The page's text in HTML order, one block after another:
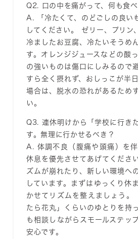
Q2. 口の中を痛がって、何も食べ
A. 「冷たくて、のどごしの良い
してください。
ゼリー、プリン
冷ましたお豆腐、冷たいそうめ
す。オレンジジュースなどの酸
の強いものは傷口にしみるので
すら全く摂れず、おしっこが半
場合は、脱水の恐れがあるため
い。
Q3. 連休明けから「学校に行き
す。無理に行かせるべき？
A. 体調不良（腹痛や頭痛）を
休息を優先させてあげてください
ズムが崩れたり、新しい環境へ
しています。まずはゆっくり休
かせてリズムを整えましょう。
たら花丸」くらいのゆとりを持
も相談しながらスモールステッ
安心です。